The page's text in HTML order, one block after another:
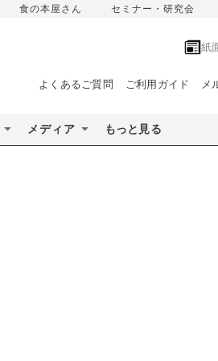
食の本屋さん セミナー・研究会
紙
よくあるご質問 ご利用ガイド メ
メディア もっと見る